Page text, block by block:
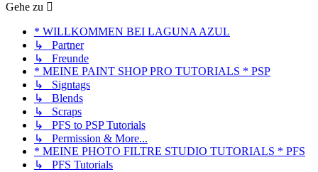
Gehe zu
* WILLKOMMEN BEI LAGUNA AZUL
↳ Partner
↳ Freunde
* MEINE PAINT SHOP PRO TUTORIALS * PSP
↳ Signtags
↳ Blends
↳ Scraps
↳ PFS to PSP Tutorials
↳ Permission & More...
* MEINE PHOTO FILTRE STUDIO TUTORIALS * PFS
↳ PFS Tutorials